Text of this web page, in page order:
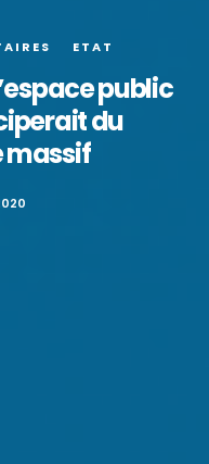
ETAT
public
du
massif